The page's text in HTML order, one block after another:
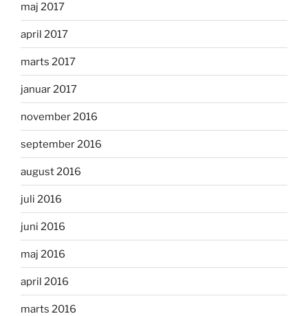
maj 2017
april 2017
marts 2017
januar 2017
november 2016
september 2016
august 2016
juli 2016
juni 2016
maj 2016
april 2016
marts 2016